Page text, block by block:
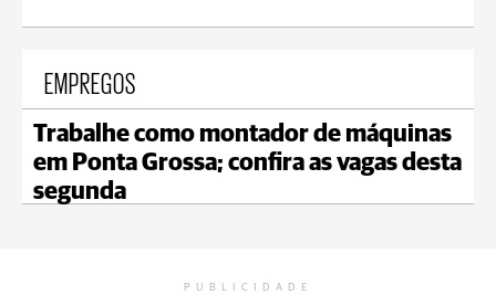
EMPREGOS
Trabalhe como montador de máquinas
em Ponta Grossa; confira as vagas desta
segunda
PUBLICIDADE